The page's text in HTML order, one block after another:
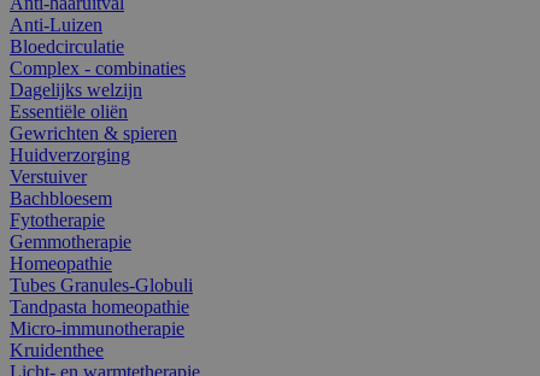
Anti-Luizen
Bloedcirculatie
Complex - combinaties
Dagelijks welzijn
Essentiële oliën
Gewrichten & spieren
Huidverzorging
Verstuiver
Bachbloesem
Fytotherapie
Gemmotherapie
Homeopathie
Tubes Granules-Globuli
Tandpasta homeopathie
Micro-immunotherapie
Kruidenthee
Licht- en warmtetherapie